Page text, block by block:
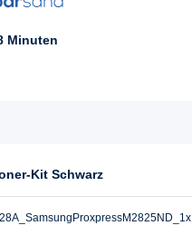
Minuten
Kit Schwarz